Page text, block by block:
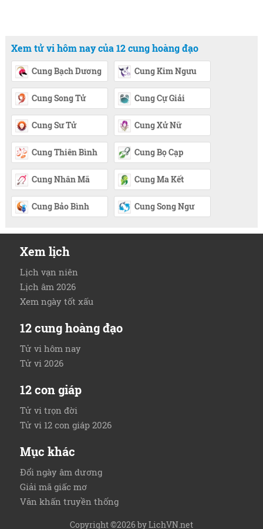
Xem tử vi hôm nay của 12 cung hoàng đạo
Cung Bạch Dương Cung Kim Ngưu
Cung Song Tử Cung Cự Giải
Cung Sư Tử Cung Xử Nữ
Cung Thiên Bình Cung Bọ Cạp
Cung Nhân Mã Cung Ma Kết
Cung Bảo Bình Cung Song Ngư
Xem lịch
Lịch vạn niên
Lịch âm 2026
Xem ngày tốt xấu
12 cung hoàng đạo
Tử vi hôm nay
Tử vi 2026
12 con giáp
Tử vi trọn đời
Tử vi 12 con giáp 2026
Mục khác
Đổi ngày âm dương
Giải mã giấc mơ
Văn khấn truyền thống
Copyright ©2026 byLichVN.net